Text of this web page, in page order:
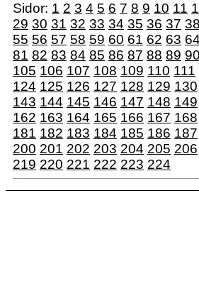
Sidor: 1 2 3 4 5 6 7 8 9 10 11
29 30 31 32 33 34 35 36 37 38
55 56 57 58 59 60 61 62 63 64
81 82 83 84 85 86 87 88 89 90
105 106 107 108 109 110 111
124 125 126 127 128 129 130
143 144 145 146 147 148 149
162 163 164 165 166 167 168
181 182 183 184 185 186 187
200 201 202 203 204 205 206
219 220 221 222 223 224